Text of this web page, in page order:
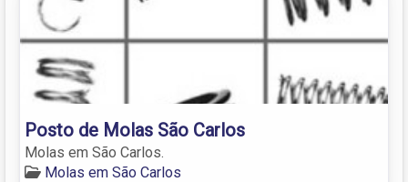
Posto de Molas São Carlos
Molas em São Carlos.
Molas em São Carlos